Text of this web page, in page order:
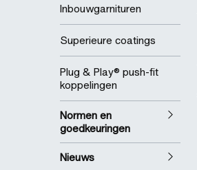
Inbouwgarnituren
Superieure coatings
Plug & Play® push-fit
koppelingen
Normen en
goedkeuringen
Nieuws